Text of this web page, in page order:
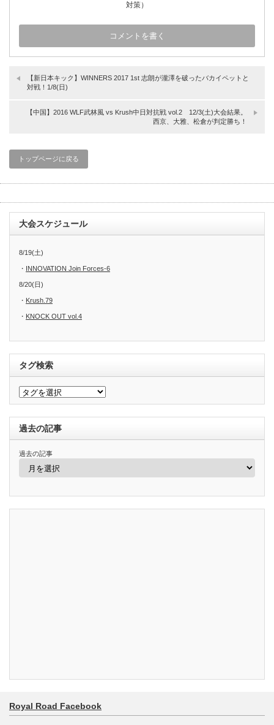
対策）
【新日本キック】WINNERS 2017 1st 志朗が瀧澤を破ったバカイペットと
対戦！1/8(日)
【中国】2016 WLF武林風 vs Krush中日対抗戦 vol.2 12/3(土)大会結果。
西京、大雅、松倉が判定勝ち！
トップページに戻る
大会スケジュール
8/19(土)
・ INNOVATION Join Forces-6
8/20(日)
・ Krush.79
・ KNOCK OUT vol.4
タグ検索
過去の記事
過去の記事
Royal Road Facebook